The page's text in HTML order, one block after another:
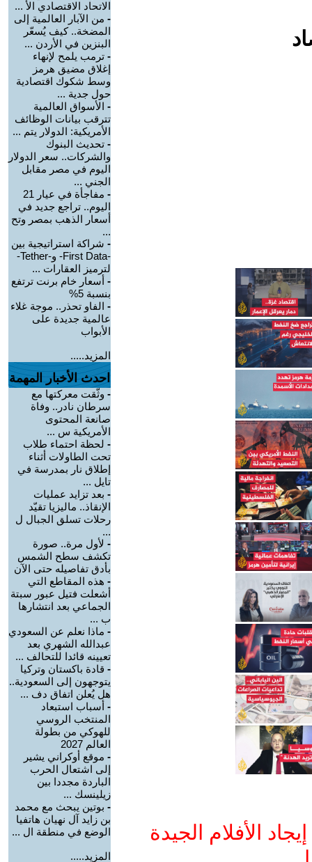
الأفلام الجيدة
الاتحاد الاقتصادي الأ ...
- من الآبار العالمية إلى
المضخة.. كيف يُسعّر
البنزين في الأردن ...
- ترمب يلمح لإنهاء
إغلاق مضيق هرمز
وسط شكوك اقتصادية
حول جدية ...
- الأسواق العالمية
تترقب بيانات الوظائف
الأمريكية: الدولار يتم ...
- تحديث البنوك
والشركات.. سعر الدولار
اليوم في مصر مقابل
الجني ...
-
مفاجأة في عيار 21
اليوم.. تراجع جديد في
أسعار الذهب بمصر وتح
...
- شراكة استراتيجية بين
-First Data- و-Tether-
لترميز العقارات ...
- أسعار خام برنت ترتفع
بنسبة 5%
- الفاو تحذر.. موجة غلاء
عالمية جديدة على
الأبواب
المزيد.....
احدث الأخبار المهمة
- وثّقت معركتها مع
سرطان نادر.. وفاة
صانعة المحتوى
الأمريكية س ...
- لحظة احتماء طلاب
تحت الطاولات أثناء
إطلاق نار بمدرسة في
تايل ...
- بعد تزايد عمليات
الإنقاذ.. ماليزيا تقيّد
رحلات تسلق الجبال ل
...
- لأول مرة.. صورة
تكشف سطح الشمس
بأدق تفاصيله حتى الآن
- هذه المقاطع التي
أشعلت فتيل عبور سبتة
الجماعي بعد انتشارها
ب ...
- ماذا نعلم عن السعودي
عبدالله الشهري بعد
تعيينه قائدا للتحالف ...
- قادة باكستان وتركيا
يتوجهون إلى السعودية..
هل يُعلن اتفاق دف ...
- أسباب استبعاد
المنتخب الروسي
للهوكي من بطولة
العالم 2027
- موقع أوكراني يشير
إلى اشتعال الحرب
الباردة مجددا بين
زيلينسك ...
- بوتين يبحث مع محمد
بن زايد آل نهيان هاتفيا
الوضع في منطقة ال ...
المزيد.....